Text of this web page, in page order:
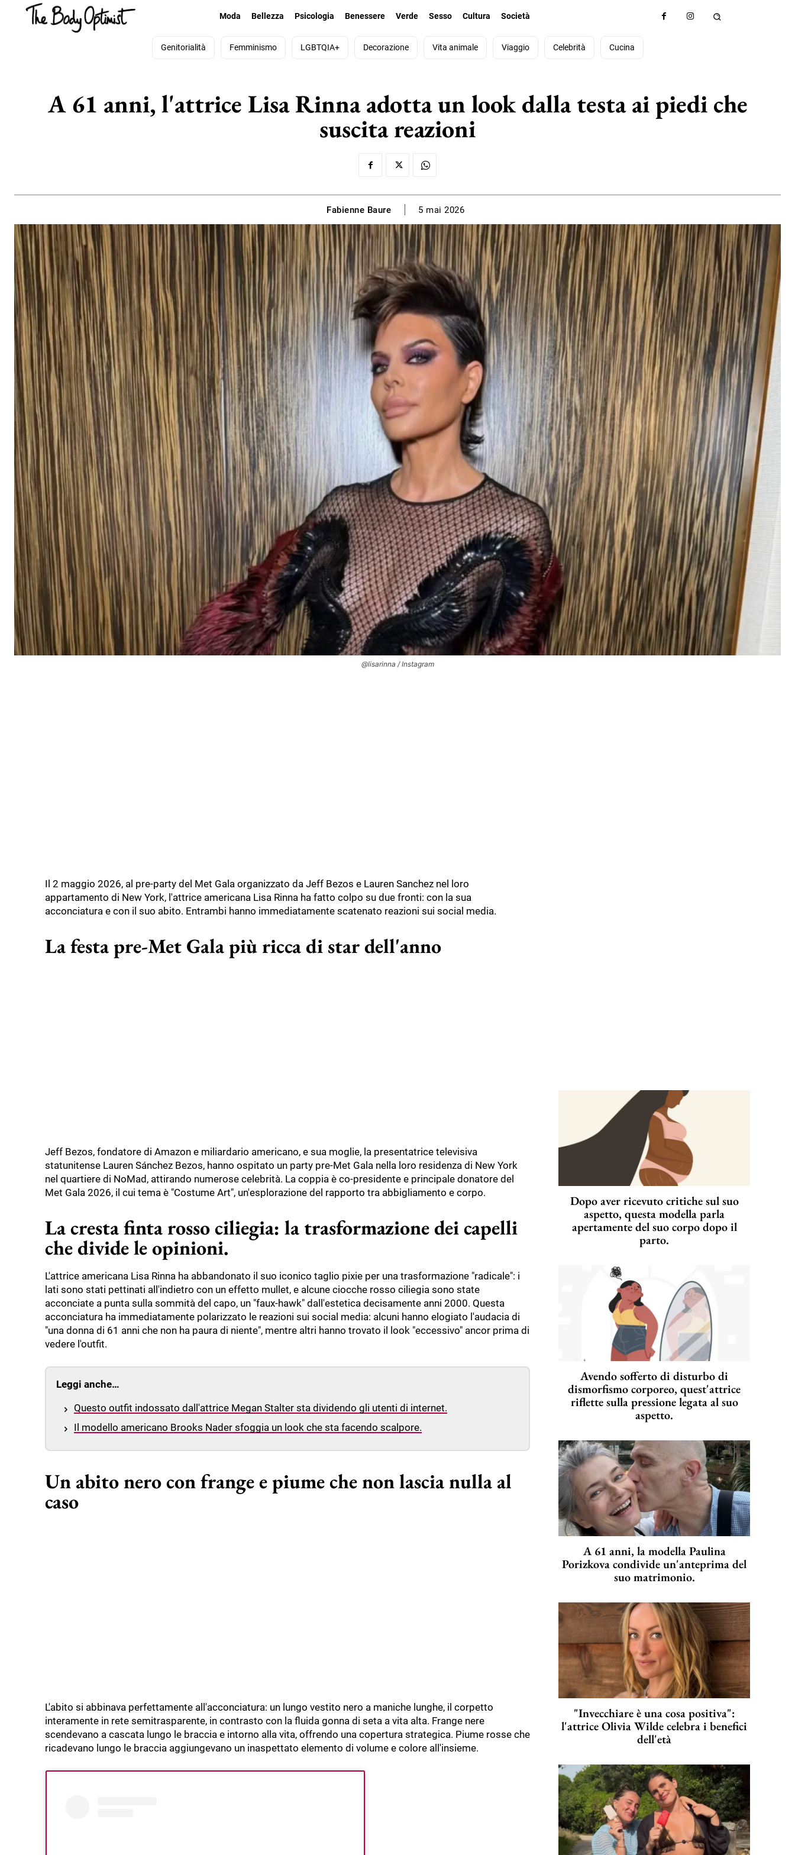
Moda Bellezza Psicologia Benessere Verde Sesso Cultura Società
Genitorialità Femminismo LGBTQIA+ Decorazione Vita animale Viaggio Celebrità Cucina
A 61 anni, l'attrice Lisa Rinna adotta un look dalla testa ai piedi che
suscita reazioni
Fabienne Baure 5 mai 2026
@lisarinna / Instagram
Il 2 maggio 2026, al pre-party del Met Gala organizzato da Jeff Bezos e Lauren Sanchez nel loro
appartamento di New York, l'attrice americana Lisa Rinna ha fatto colpo su due fronti: con la sua
acconciatura e con il suo abito. Entrambi hanno immediatamente scatenato reazioni sui social media.
La festa pre-Met Gala più ricca di star dell'anno
Jeff Bezos, fondatore di Amazon e miliardario americano, e sua moglie, la presentatrice televisiva
statunitense Lauren Sánchez Bezos, hanno ospitato un party pre-Met Gala nella loro residenza di New York
nel quartiere di NoMad, attirando numerose celebrità. La coppia è co-presidente e principale donatore del
Met Gala 2026, il cui tema è "Costume Art", un'esplorazione del rapporto tra abbigliamento e corpo.
La cresta finta rosso ciliegia: la trasformazione dei capelli
che divide le opinioni.
L'attrice americana Lisa Rinna ha abbandonato il suo iconico taglio pixie per una trasformazione "radicale": i
lati sono stati pettinati all'indietro con un effetto mullet, e alcune ciocche rosso ciliegia sono state
acconciate a punta sulla sommità del capo, un "faux-hawk" dall'estetica decisamente anni 2000. Questa
acconciatura ha immediatamente polarizzato le reazioni sui social media: alcuni hanno elogiato l'audacia di
"una donna di 61 anni che non ha paura di niente", mentre altri hanno trovato il look "eccessivo" ancor prima di
vedere l'outfit.
Leggi anche…
Questo outfit indossato dall'attrice Megan Stalter sta dividendo gli utenti di internet.
Il modello americano Brooks Nader sfoggia un look che sta facendo scalpore.
Un abito nero con frange e piume che non lascia nulla al
caso
L'abito si abbinava perfettamente all'acconciatura: un lungo vestito nero a maniche lunghe, il corpetto
interamente in rete semitrasparente, in contrasto con la fluida gonna di seta a vita alta. Frange nere
scendevano a cascata lungo le braccia e intorno alla vita, offrendo una copertura strategica. Piume rosse che
ricadevano lungo le braccia aggiungevano un inaspettato elemento di volume e colore all'insieme.
Dopo aver ricevuto critiche sul suo
aspetto, questa modella parla
apertamente del suo corpo dopo il
parto.
Avendo sofferto di disturbo di
dismorfismo corporeo, quest'attrice
riflette sulla pressione legata al suo
aspetto.
A 61 anni, la modella Paulina
Porizkova condivide un'anteprima del
suo matrimonio.
"Invecchiare è una cosa positiva":
l'attrice Olivia Wilde celebra i benefici
dell'età